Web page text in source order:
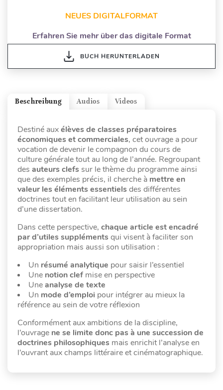
NEUES DIGITALFORMAT
Erfahren Sie mehr über das digitale Format
BUCH HERUNTERLADEN
Videos
Audios
Beschreibung
Destiné auxélèves de classes préparatoires
économiques et commerciales, cet ouvrage a pour
vocation de devenir le compagnon du cours de
culture générale tout au long de l’année. Regroupant
des auteurs clefs sur le thème du programme ainsi
que des exemples précis, il cherche à mettre en
valeur les éléments essentiels des différentes
doctrines tout en facilitant leur utilisation au sein
d’une dissertation.
Dans cette perspective, chaque article est encadré
par d’utiles suppléments qui visent à faciliter son
appropriation mais aussi son utilisation :
Un résumé analytique pour saisir l’essentiel
Une notion clef mise en perspective
Uneanalyse de texte
Un mode d’emploi pour intégrer au mieux la
référence au sein de votre réflexion
Conformément aux ambitions de la discipline,
l’ouvrage ne se limite donc pas à une succession de
doctrines philosophiques mais enrichit l’analyse en
l’ouvrant aux champs littéraire et cinématographique.